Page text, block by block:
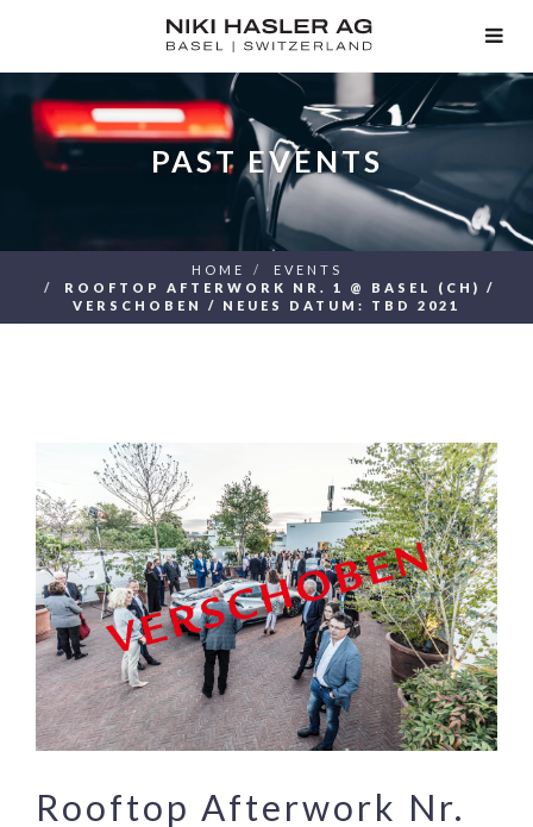
PAST EVENTS
HOME
EVENTS
ROOFTOP AFTERWORK NR. 1 @ BASEL (CH) /
VERSCHOBEN / NEUES DATUM: TBD 2021
Rooftop Afterwork Nr.